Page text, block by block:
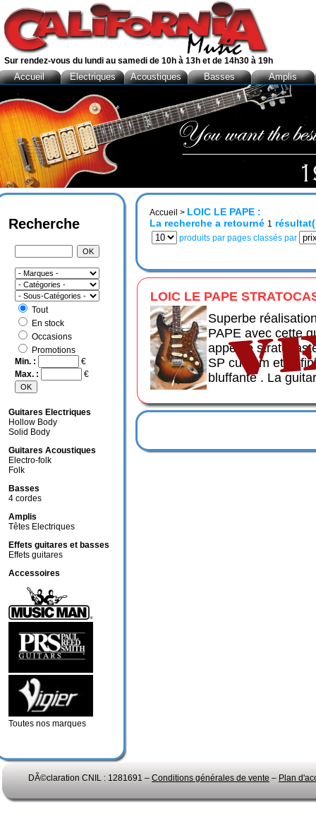
Accueil > LOIC LE PAPE :
La recherche a retourné 1
produits par pages classés par
LOIC LE PAPE
Superbe
PAPE avec cette
appelée
SP custom et la
bluffante . La
Recherche
Tout
En stock
Occasions
Promotions
Min. :
€
Max. :
€
Guitares Electriques
Hollow Body
Solid Body
Guitares Acoustiques
Electro-folk
Folk
Basses
4 cordes
Amplis
Têtes Electriques
Effets guitares et basses
Effets guitares
Accessoires
Toutes nos marques
DÃ©claration CNIL : 1281691 – Conditions générales de vente – Plan
Sur rendez-vous du lundi au samedi de 10h à 13h et de 14h30 à 19h
Accueil Electriques Acoustiques Basses Amplis